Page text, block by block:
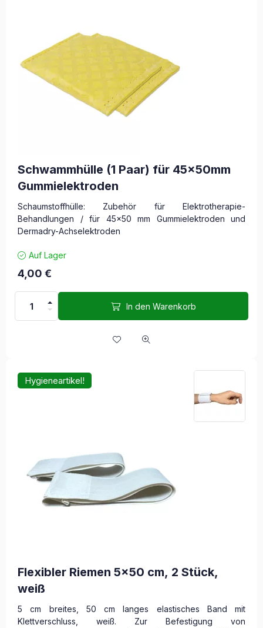
Schwammhülle (1 Paar) für 45x50mm
Gummielektroden
Schaumstoffhülle: Zubehör für Elektrotherapie-
Behandlungen / für 45×50 mm Gummielektroden und
Dermadry-Achselektroden
Auf Lager
4,00 €
In den Warenkorb
Hygieneartikel!
Flexibler Riemen 5x50 cm, 2 Stück,
weiß
5 cm breites, 50 cm langes elastisches Band mit
Klettverschluss, weiß. Zur Befestigung von